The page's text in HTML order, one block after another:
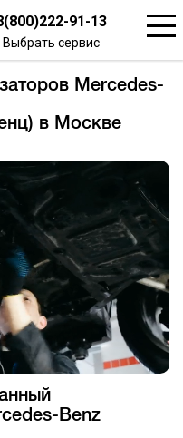
91-13
Выбрать сервис
Mercedes-
в Москве
Benz